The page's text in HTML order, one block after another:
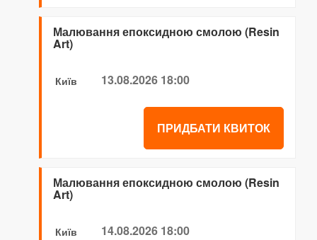
Малювання епоксидною смолою (Resin
Art)
Київ 13.08.2026 18:00
ПРИДБАТИ КВИТОК
Малювання епоксидною смолою (Resin
Art)
Київ 14.08.2026 18:00